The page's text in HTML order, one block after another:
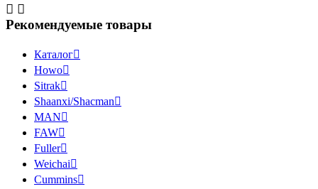
 
Рекомендуемые товары
Каталог
Howo
Sitrak
Shaanxi/Shacman
MAN
FAW
Fuller
Weichai
Cummins